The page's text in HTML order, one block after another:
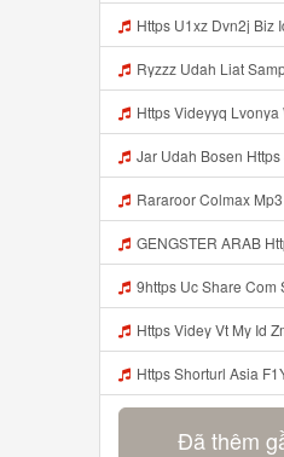
Https U1xz Dvn2j Biz Id
Ryzzz Udah Liat Sampe Bosen Https Videy Co Yews Web Id BeYIdi
Https Videyyq
Jar Udah Bosen Https
Rararoor Colmax Mp3
GENGSTER ARAB Https Uc Share
9https Uc Share Com S
Https Videy Vt My Id
Https Shorturl Asia
Đã thêm